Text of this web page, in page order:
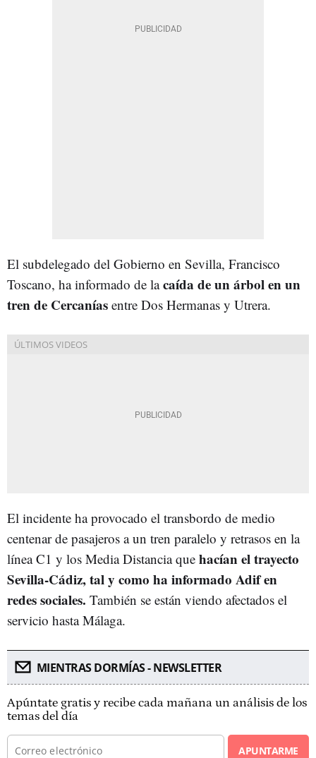
El subdelegado del Gobierno en Sevilla, Francisco
Toscano, ha informado de lacaída de un árbol en un
tren de Cercanías entre Dos Hermanas y Utrera.
El incidente ha provocado el transbordo de medio
centenar de pasajeros a un tren paralelo y retrasos en la
línea C1 y los Media Distancia que hacían el trayecto
Sevilla-Cádiz, tal y como ha informado Adif en
redes sociales. También se están viendo afectados el
servicio hasta Málaga.
MIENTRAS DORMÍAS - NEWSLETTER
Apúntate gratis y recibe cada mañana un análisis de los
temas del día
APUNTARME